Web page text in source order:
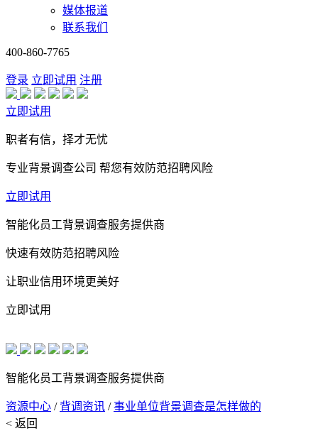
媒体报道
联系我们
400-860-7765
登录 立即试用 注册
立即试用
职者有信，择才无忧
专业背景调查公司 帮您有效防范招聘风险
立即试用
智能化员工背景调查服务提供商
快速有效防范招聘风险
让职业信用环境更美好
立即试用
智能化员工背景调查服务提供商
资源中心 / 背调资讯 /事业单位背景调查是怎样做的
< 返回